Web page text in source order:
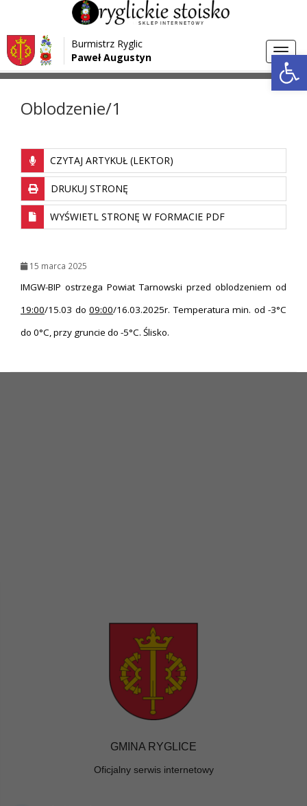
Przejdź do menu
Przejdź do głównej treści strony
Przejdź do stopki strony
Burmistrz Ryglic
Paweł Augustyn
Strona główna > Aktualności
Oblodzenie/1
CZYTAJ ARTYKUŁ (LEKTOR)
DRUKUJ STRONĘ
WYŚWIETL STRONĘ W FORMACIE PDF
15 marca 2025
IMGW-BIP ostrzega Powiat Tarnowski przed oblodzeniem od
19:00/15.03 do 09:00/16.03.2025r. Temperatura min. od -3°C
do 0°C, przy gruncie do -5°C. Ślisko.
GMINA RYGLICE
Oficjalny serwis internetowy